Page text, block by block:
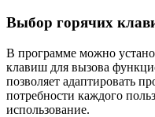
Выбор горячих
В программе можно
клавиш для вызова
позволяет адаптировать
потребности каждого
использование.